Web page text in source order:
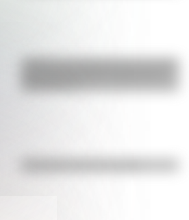
¿Sabías que Argentina tuvo la torre